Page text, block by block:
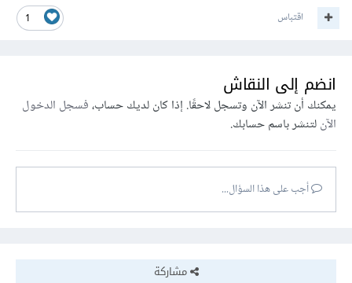
1 اقتباس
انضم إلى النقاش
يمكنك أن تنشر الآن وتسجل لاحقًا. إذا كان لديك حساب،فسجل الدخول
الآنلتنشر باسم حسابك.
أجب على هذا السؤال...
مشاركة